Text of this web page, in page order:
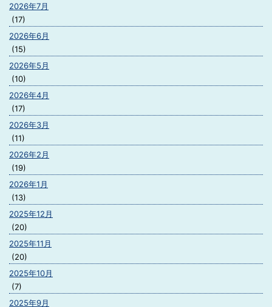
2026年7月
(17)
2026年6月
(15)
2026年5月
(10)
2026年4月
(17)
2026年3月
(11)
2026年2月
(19)
2026年1月
(13)
2025年12月
(20)
2025年11月
(20)
2025年10月
(7)
2025年9月